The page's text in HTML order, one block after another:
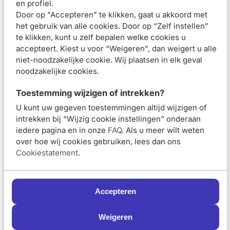
en profiel.
Door op "Accepteren" te klikken, gaat u akkoord met
het gebruik van alle cookies. Door op “Zelf instellen”
te klikken, kunt u zelf bepalen welke cookies u
accepteert. Kiest u voor “Weigeren”, dan weigert u alle
niet-noodzakelijke cookie. Wij plaatsen in elk geval
noodzakelijke cookies.
Toestemming wijzigen of intrekken?
U kunt uw gegeven toestemmingen altijd wijzigen of
intrekken bij “Wijzig cookie instellingen” onderaan
iedere pagina en in onze FAQ. Als u meer wilt weten
over hoe wij cookies gebruiken, lees dan ons
Cookiestatement.
Accepteren
Weigeren
geheel schuimen in de handen. Breng daarna de
reinigingsgel aan op het gezicht, beweeg in cirkels over de
huid en masseer het product zachtjes in. Focus hierbij op
de t-zone en de nek. Als laatste, spoel voorzichtig af met
koud water om de poriën te sluiten en dep je gezicht droog
met een schone handdoek.
Samenstelling
Beoordelingen (0)
Aanbevolen artikelen voor La Roche Posay
Effaclar Purifyng Cleansing Gel 400 ml
La Roche-Posay
Effaclar Zuiverende
Reinigingsgel 200ml
La Roche-Posay
Effaclar H Iso-Biome
Dagcrème 40ml en